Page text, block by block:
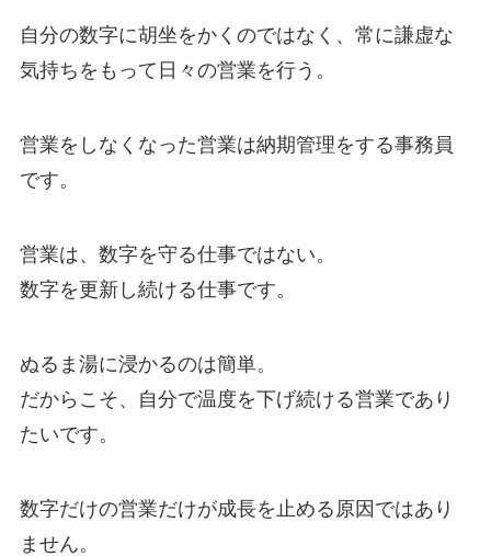
自分の数字に胡坐をかくのではなく、常に謙虚な
気持ちをもって日々の営業を行う。
営業をしなくなった営業は納期管理をする事務員
です。
営業は、数字を守る仕事ではない。
数字を更新し続ける仕事です。
ぬるま湯に浸かるのは簡単。
だからこそ、自分で温度を下げ続ける営業であり
たいです。
数字だけの営業だけが成長を止める原因ではあり
ません。